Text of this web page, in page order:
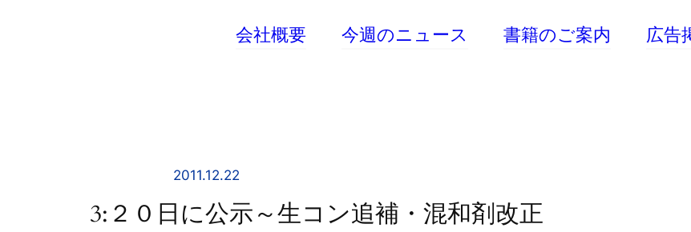
会社概要 今週のニュース 書籍のご案内 広告
2011.12.22
3:２０日に公示～生コン追補・混和剤改正